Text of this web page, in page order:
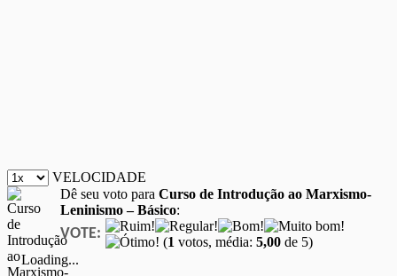
VELOCIDADE
Dê seu voto para Curso de Introdução ao Marxismo-
Leninismo – Básico:
VOTE: (1 votos, média: 5,00 de 5)
Loading...